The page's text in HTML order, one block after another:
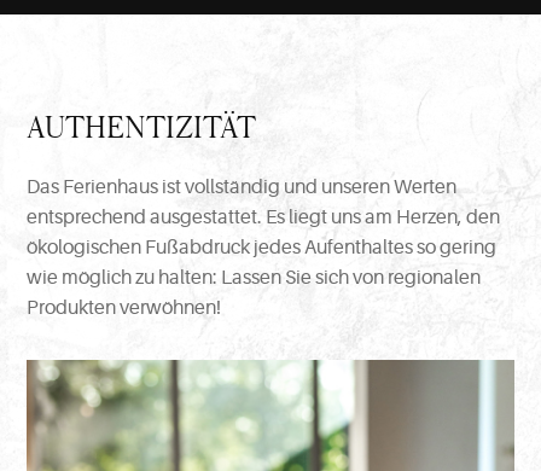
AUTHENTIZITÄT
Das Ferienhaus ist vollständig und unseren Werten
entsprechend ausgestattet. Es liegt uns am Herzen, den
ökologischen Fußabdruck jedes Aufenthaltes so gering
wie möglich zu halten: Lassen Sie sich von regionalen
Produkten verwöhnen!